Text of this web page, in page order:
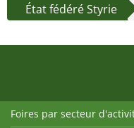
État fédéré Styrie
Foires par secteur